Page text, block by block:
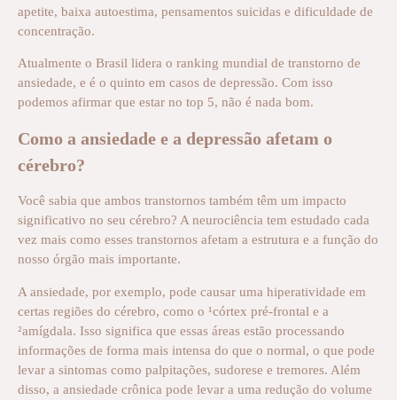
apetite, baixa autoestima, pensamentos suicidas e dificuldade de
concentração.
Atualmente o Brasil lidera o ranking mundial de transtorno de
ansiedade, e é o quinto em casos de depressão. Com isso
podemos afirmar que estar no top 5, não é nada bom.
Como a ansiedade e a depressão afetam o
cérebro?
Você sabia que ambos transtornos também têm um impacto
significativo no seu cérebro? A neurociência tem estudado cada
vez mais como esses transtornos afetam a estrutura e a função do
nosso órgão mais importante.
A ansiedade, por exemplo, pode causar uma hiperatividade em
certas regiões do cérebro, como o ¹córtex pré-frontal e a
²amígdala. Isso significa que essas áreas estão processando
informações de forma mais intensa do que o normal, o que pode
levar a sintomas como palpitações, sudorese e tremores. Além
disso, a ansiedade crônica pode levar a uma redução do volume